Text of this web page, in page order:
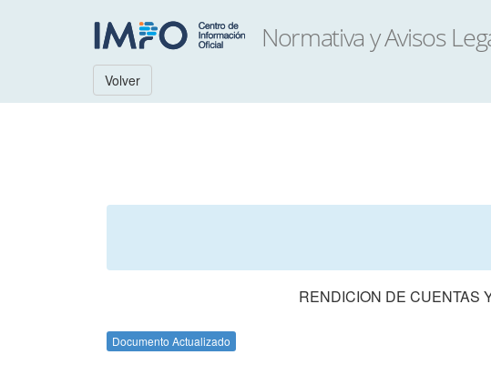
Volver
RENDICION DE CUENTAS
Documento Actualizado